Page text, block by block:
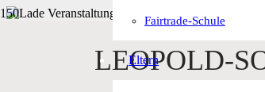
LEOPOLD-
Fairtrade-Schule
Eltern
Diese Veranstaltung hat bereits stattgefunden.